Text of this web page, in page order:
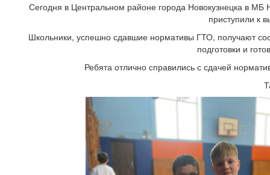
Сегодня в Центральном районе города Новокузнецка в
приступили к
Школьники, успешно сдавшие нормативы ГТО, получают
подготовки и
Ребята отлично справились с сдачей